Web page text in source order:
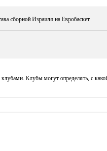
сборной Израиля на Евробаскет
Клубы могут определять, с